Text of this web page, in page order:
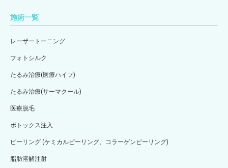
施術一覧
レーザートーニング
フォトシルク
たるみ治療(医療ハイフ)
たるみ治療(サーマクール)
医療脱毛
ボトックス注入
ピーリング (ケミカルピーリング、コラーゲンピーリング)
脂肪溶解注射